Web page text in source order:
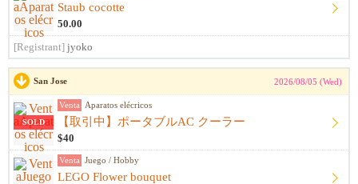
Staub cocotte
50.00
[Registrant] jyoko
San Jose 2026/08/05 (Wed)
SOLD
Venta Aparatos elécricos
【取引中】ポータブルAC クーラー
$40
Venta Juego / Hobby
LEGO Flower bouquet